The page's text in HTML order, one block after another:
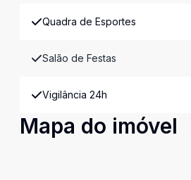
Quadra de Esportes
Salão de Festas
Vigilância 24h
Mapa do imóvel